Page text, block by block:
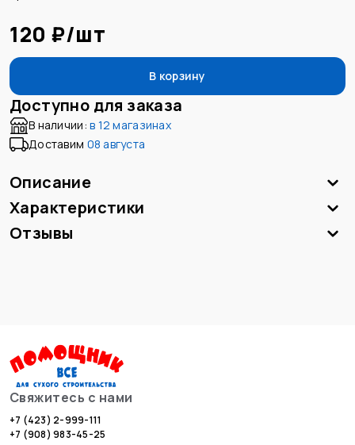
120 ₽/шт
В корзину
Доступно для заказа
В наличии: в 12 магазинах
Доставим 08 августа
Описание
Характеристики
Отзывы
Свяжитесь с нами
+7 (423) 2-999-111
+7 (908) 983-45-25